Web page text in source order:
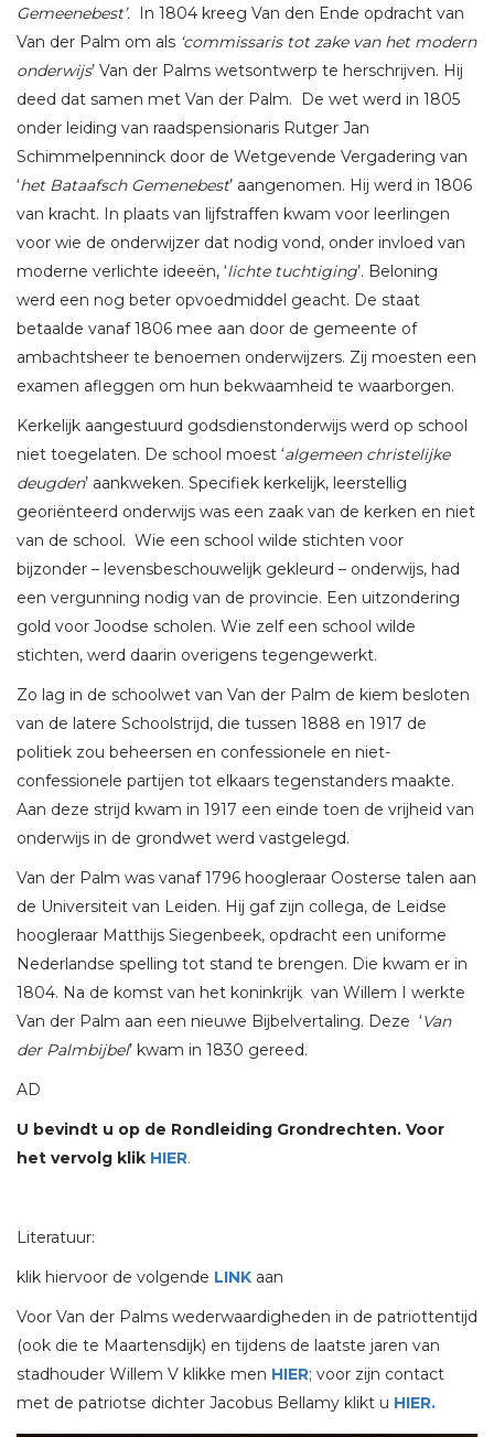
Gemeenebest’.
In 1804 kreeg Van den Ende opdracht van
Van der Palm om als ‘commissaris tot zake van het modern
onderwijs’ Van der Palms wetsontwerp te herschrijven. Hij
deed dat samen met Van der Palm. De wet werd in 1805
onder leiding van raadspensionaris Rutger Jan
Schimmelpenninck door de Wetgevende Vergadering van
‘het Bataafsch Gemenebest’ aangenomen. Hij werd in 1806
van kracht. In plaats van lijfstraffen kwam voor leerlingen
voor wie de onderwijzer dat nodig vond, onder invloed van
moderne verlichte ideeën, ‘lichte tuchtiging’. Beloning
werd een nog beter opvoedmiddel geacht. De staat
betaalde vanaf 1806 mee aan door de gemeente of
ambachtsheer te benoemen onderwijzers. Zij moesten een
examen afleggen om hun bekwaamheid te waarborgen.
Kerkelijk aangestuurd godsdienstonderwijs werd op school
niet toegelaten. De school moest ‘algemeen christelijke
deugden’ aankweken. Specifiek kerkelijk, leerstellig
georiënteerd onderwijs was een zaak van de kerken en niet
van de school. Wie een school wilde stichten voor
bijzonder – levensbeschouwelijk gekleurd – onderwijs, had
een vergunning nodig van de provincie. Een uitzondering
gold voor Joodse scholen. Wie zelf een school wilde
stichten, werd daarin overigens tegengewerkt.
Zo lag in de schoolwet van Van der Palm de kiem besloten
van de latere Schoolstrijd, die tussen 1888 en 1917 de
politiek zou beheersen en confessionele en niet-
confessionele partijen tot elkaars tegenstanders maakte.
Aan deze strijd kwam in 1917 een einde toen de vrijheid van
onderwijs in de grondwet werd vastgelegd.
Van der Palm was vanaf 1796 hoogleraar Oosterse talen aan
de Universiteit van Leiden. Hij gaf zijn collega, de Leidse
hoogleraar Matthijs Siegenbeek, opdracht een uniforme
Nederlandse spelling tot stand te brengen. Die kwam er in
1804. Na de komst van het koninkrijk van Willem I werkte
Van der Palm aan een nieuwe Bijbelvertaling. Deze ‘Van
der Palmbijbel’ kwam in 1830 gereed.
AD
U bevindt u op de Rondleiding Grondrechten. Voor
het vervolg klik HIER.
Literatuur:
klik hiervoor de volgende LINK aan
Voor Van der Palms wederwaardigheden in de patriottentijd
(ook die te Maartensdijk) en tijdens de laatste jaren van
stadhouder Willem V klikke men HIER; voor zijn contact
met de patriotse dichter Jacobus Bellamy klikt u HIER.